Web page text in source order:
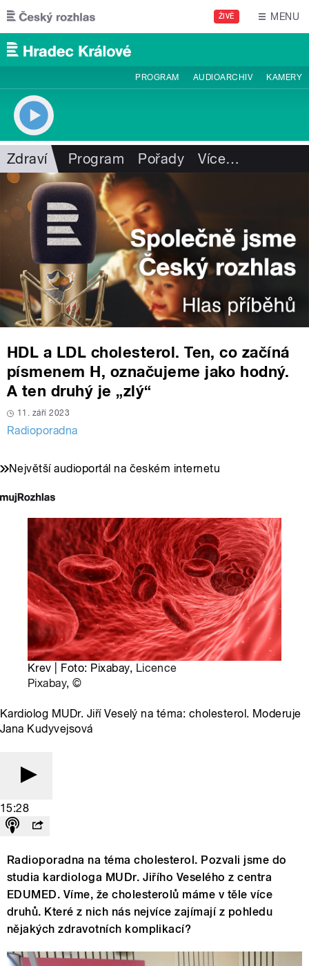
Přejít k hlavnímu obsahu
ŽIVĚ MENU
PROGRAM AUDIOARCHIV KAMERY
Zdraví Program Pořady Více…
HDL a LDL cholesterol. Ten, co začíná
písmenem H, označujeme jako hodný.
A ten druhý je „zlý“
11. září 2023
Radioporadna
Největší audioportál na českém internetu
Krev | Foto: Pixabay, Licence
Pixabay,©
Kardiolog MUDr. Jiří Veselý na téma: cholesterol. Moderuje
Jana Kudyvejsová
15:28
Radioporadna na téma cholesterol. Pozvali jsme do
studia kardiologa MUDr. Jiřího Veselého z centra
EDUMED. Víme, že cholesterolů máme v těle více
druhů. Které z nich nás nejvíce zajímají z pohledu
nějakých zdravotních komplikací?